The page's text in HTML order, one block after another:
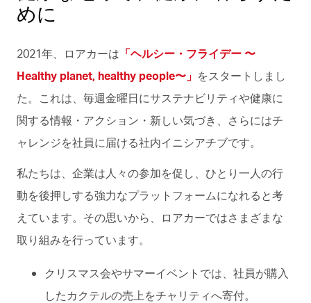
めに
2021年、ロアカーは 「ヘルシー・フライデー 〜
Healthy planet, healthy people〜」 をスタートしまし
た。これは、毎週金曜日にサステナビリティや健康に
関する情報・アクション・新しい気づき、さらにはチ
ャレンジを社員に届ける社内イニシアチブです。
私たちは、企業は人々の参加を促し、ひとり一人の行
動を後押しする強力なプラットフォームになれると考
えています。その思いから、ロアカーではさまざまな
取り組みを行っています。
クリスマス会やサマーイベントでは、社員が購入
したカクテルの売上をチャリティへ寄付。